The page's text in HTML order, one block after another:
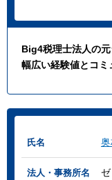
Big4税理士法人の
幅広い経験値とコミ
氏名
法人・事務所名